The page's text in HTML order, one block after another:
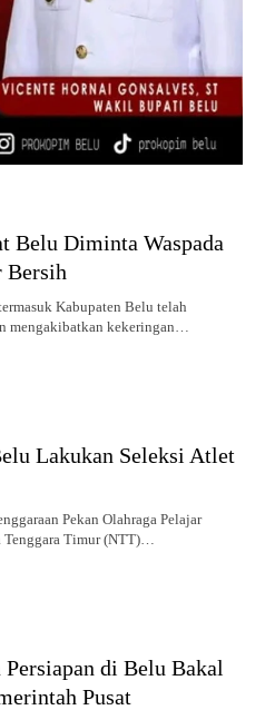
Belu Diminta Waspada
Bersih
Kabupaten Belu telah
mengakibatkan kekeringan…
Lakukan Seleksi Atlet
Pekan Olahraga Pelajar
Timur (NTT)…
di Belu Bakal
Pusat